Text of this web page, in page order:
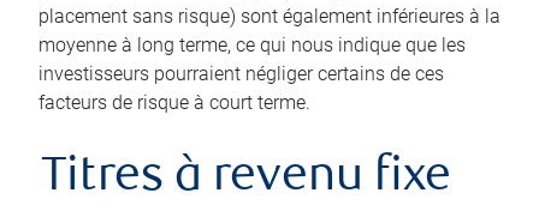
placement sans risque) sont également inférieures à la
moyenne à long terme, ce qui nous indique que les
investisseurs pourraient négliger certains de ces
facteurs de risque à court terme.
Titres à revenu fixe